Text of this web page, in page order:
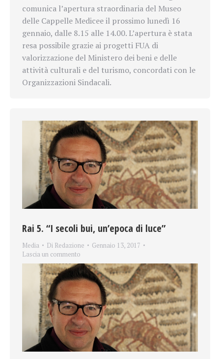
comunica l’apertura straordinaria del Museo
delle Cappelle Medicee il prossimo lunedì 16
gennaio, dalle 8.15 alle 14.00. L’apertura è stata
resa possibile grazie ai progetti FUA di
valorizzazione del Ministero dei beni e delle
attività culturali e del turismo, concordati con le
Organizzazioni Sindacali.
Rai 5. “I secoli bui, un’epoca di luce”
Media Di Redazione
Gennaio 13, 2017
Lascia un commento